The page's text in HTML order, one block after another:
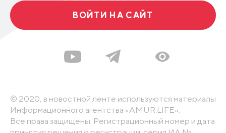
ВОЙТИ НА САЙТ
© 2020, в новостной ленте используются материалы
Информационного агентства «AMUR.LIFE».
Все права защищены. Регистрационный номер и дата